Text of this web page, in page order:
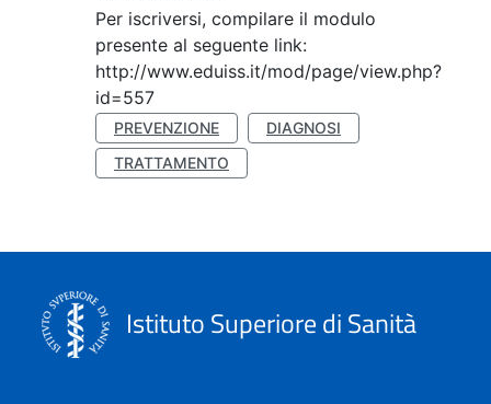
Per iscriversi, compilare il modulo
presente al seguente link:
http://www.eduiss.it/mod/page/view.php?
id=557
PREVENZIONE
DIAGNOSI
TRATTAMENTO
Istituto Superiore di Sanità